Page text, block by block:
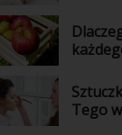
owocu
Tego